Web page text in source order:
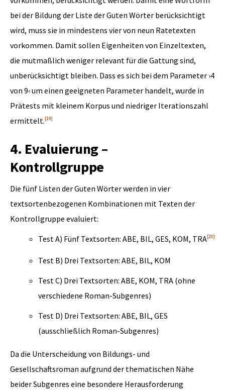
bei der Bildung der Liste der Guten Wörter berücksichtigt
wird, muss sie in mindestens vier von neun Ratetexten
vorkommen. Damit sollen Eigenheiten von Einzeltexten,
die mutmaßlich weniger relevant für die Gattung sind,
unberücksichtigt bleiben. Dass es sich bei dem Parameter ›4
von 9‹ um einen geeigneten Parameter handelt, wurde in
Prätests mit kleinem Korpus und niedriger Iterationszahl
ermittelt.[19]
4. Evaluierung –
Kontrollgruppe
Die fünf Listen der Guten Wörter werden in vier
textsortenbezogenen Kombinationen mit Texten der
Kontrollgruppe evaluiert:
Test A) Fünf Textsorten: ABE, BIL, GES, KOM, TRA[20]
Test B) Drei Textsorten: ABE, BIL, KOM
Test C) Drei Textsorten: ABE, KOM, TRA (ohne
verschiedene Roman-Subgenres)
Test D) Drei Textsorten: ABE, BIL, GES
(ausschließlich Roman-Subgenres)
Da die Unterscheidung von Bildungs- und
Gesellschaftsroman aufgrund der thematischen Nähe
beider Subgenres eine besondere Herausforderung